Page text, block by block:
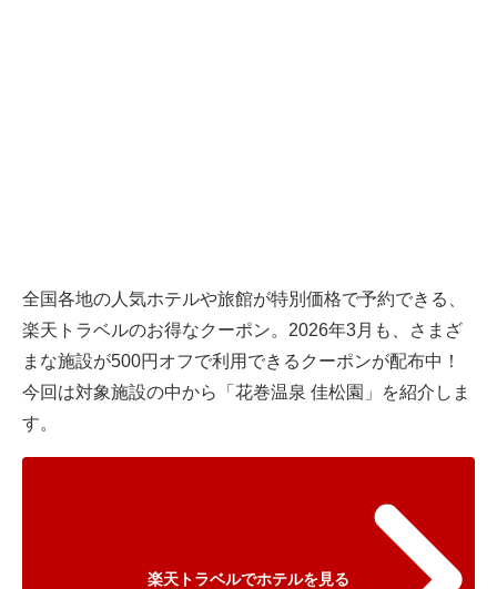
全国各地の人気ホテルや旅館が特別価格で予約できる、
楽天トラベルのお得なクーポン。2026年3月も、さまざ
まな施設が500円オフで利用できるクーポンが配布中！
今回は対象施設の中から「花巻温泉 佳松園」を紹介しま
す。
楽天トラベルでホテルを見る